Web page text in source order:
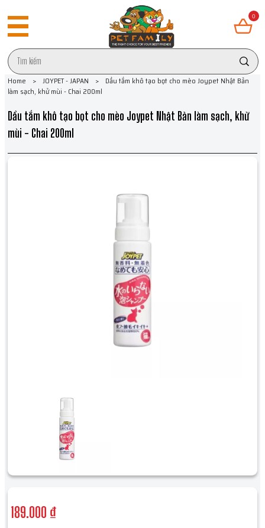
0
Home > JOYPET - JAPAN >
Dầu tắm khô tạo bọt cho mèo Joypet Nhật Bản
làm sạch, khử mùi - Chai 200ml
Dầu tắm khô tạo bọt cho mèo Joypet Nhật Bản làm sạch, khử
mùi - Chai 200ml
189.000 ₫